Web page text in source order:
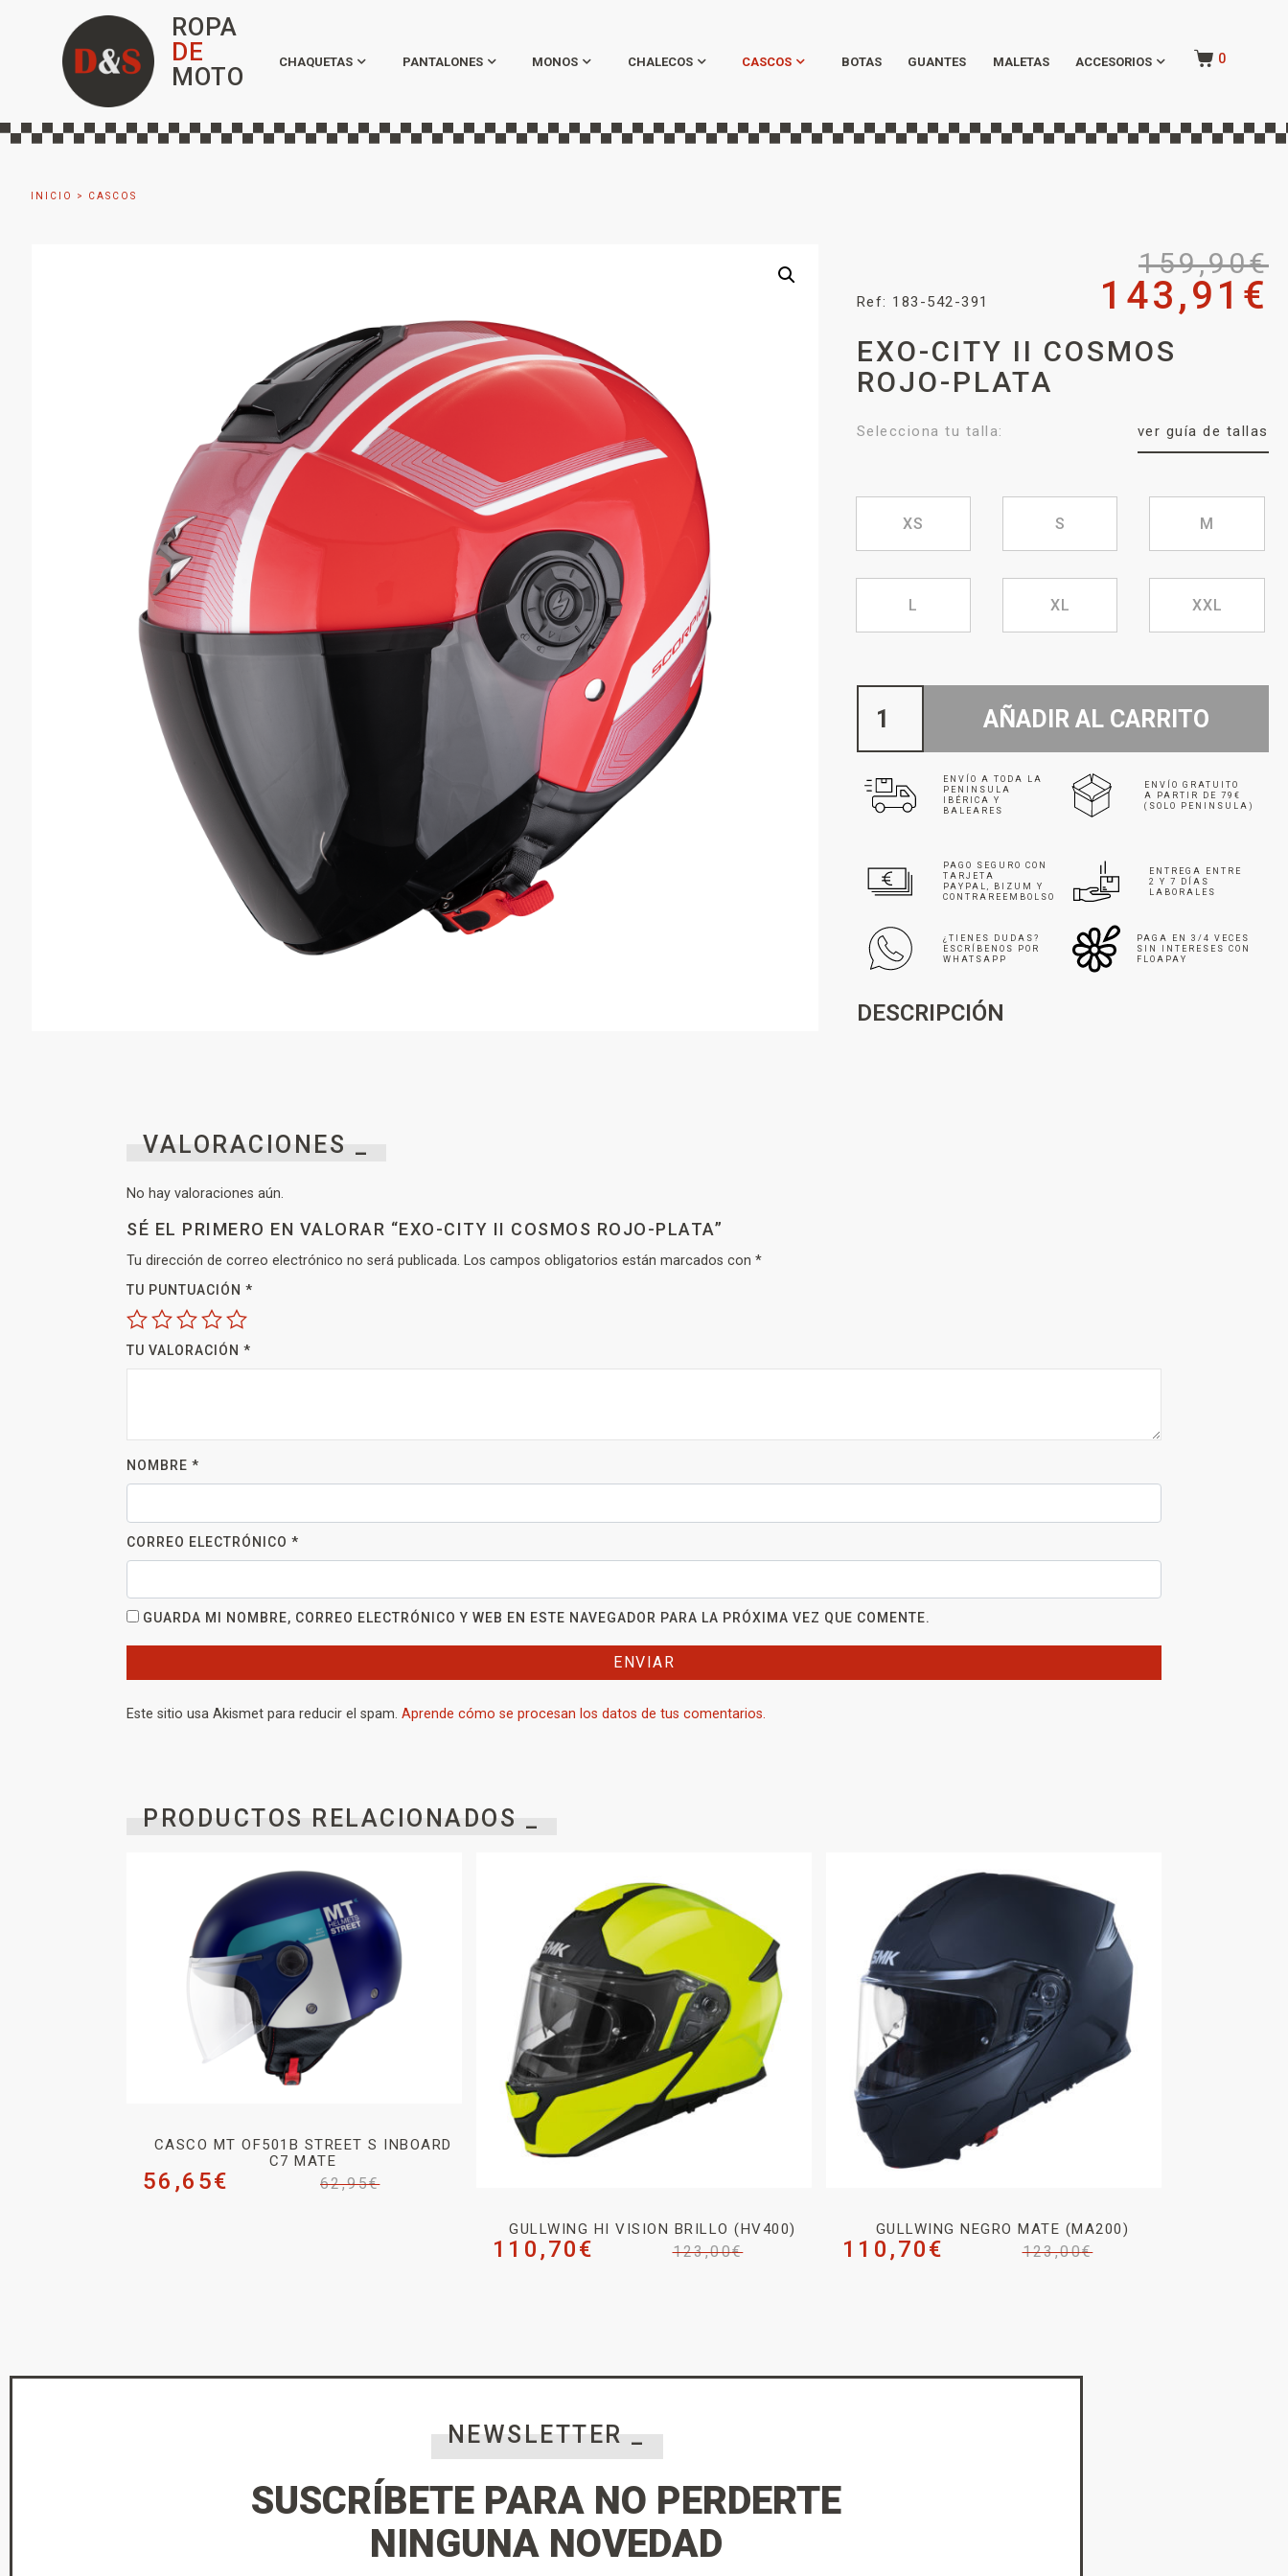
ROPA
DE
MOTO
CHAQUETAS PANTALONES MONOS CHALECOS CASCOS BOTAS GUANTES MALETAS ACCESORIOS 0
INICIO > CASCOS
Ref: 183-542-391
159,90€
143,91 €
EXO-CITY II COSMOS
ROJO-PLATA
Selecciona tu talla: ver guía de tallas
XS S M
L XL XXL
AÑADIR AL CARRITO
ENVÍO A TODA LA
PENINSULA
IBÉRICA Y
BALEARES
ENVÍO GRATUITO
A PARTIR DE 79€
(SOLO PENINSULA)
PAGO SEGURO CON
TARJETA
PAYPAL, BIZUM Y
CONTRAREEMBOLSO
ENTREGA ENTRE
2 Y 7 DÍAS
LABORALES
¿TIENES DUDAS?
ESCRÍBENOS POR
WHATSAPP
PAGA EN 3/4 VECES
SIN INTERESES CON
FLOAPAY
DESCRIPCIÓN
VALORACIONES _
No hay valoraciones aún.
SÉ EL PRIMERO EN VALORAR “EXO-CITY II COSMOS ROJO-PLATA”
Tu dirección de correo electrónico no será publicada. Los campos obligatorios están marcados con *
TU PUNTUACIÓN *
TU VALORACIÓN *
NOMBRE *
CORREO ELECTRÓNICO *
GUARDA MI NOMBRE, CORREO ELECTRÓNICO Y WEB EN ESTE NAVEGADOR PARA LA PRÓXIMA VEZ QUE COMENTE.
Este sitio usa Akismet para reducir el spam. Aprende cómo se procesan los datos de tus comentarios.
PRODUCTOS RELACIONADOS _
CASCO MT OF501B STREET S INBOARD
C7 MATE
62,95€
56,65€
GULLWING HI VISION BRILLO (HV400)
123,00€
110,70€
GULLWING NEGRO MATE (MA200)
123,00€
110,70€
NEWSLETTER _
SUSCRÍBETE PARA NO PERDERTE
NINGUNA NOVEDAD